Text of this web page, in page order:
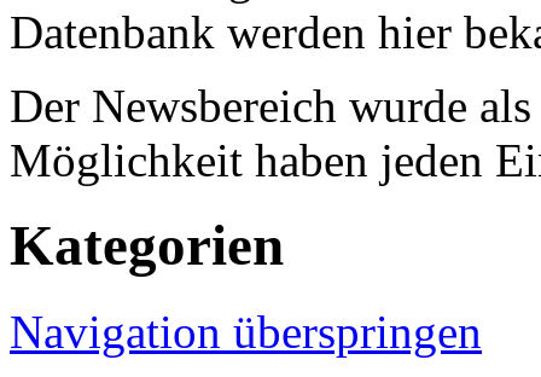
Datenbank werden hier
Der Newsbereich wurde
Möglichkeit haben jeden
Kategorien
Navigation überspringen